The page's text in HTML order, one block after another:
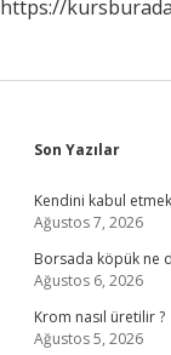
https://
Son Yazılar
Kendini kabul
Ağustos 7, 2026
Borsada köpük ne
Ağustos 6, 2026
Krom nasıl üretilir ?
Ağustos 5, 2026